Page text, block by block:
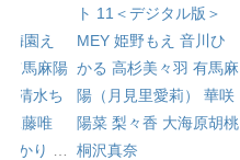
梅園え
有馬麻陽
清水ち
工藤唯
かり
ト 11＜デジタル版＞
MEY 姫野もえ 音川ひ
かる 高杉美々羽 有馬麻
陽（月見里愛莉）
華咲
陽菜 梨々香 大海原胡桃
桐沢真奈